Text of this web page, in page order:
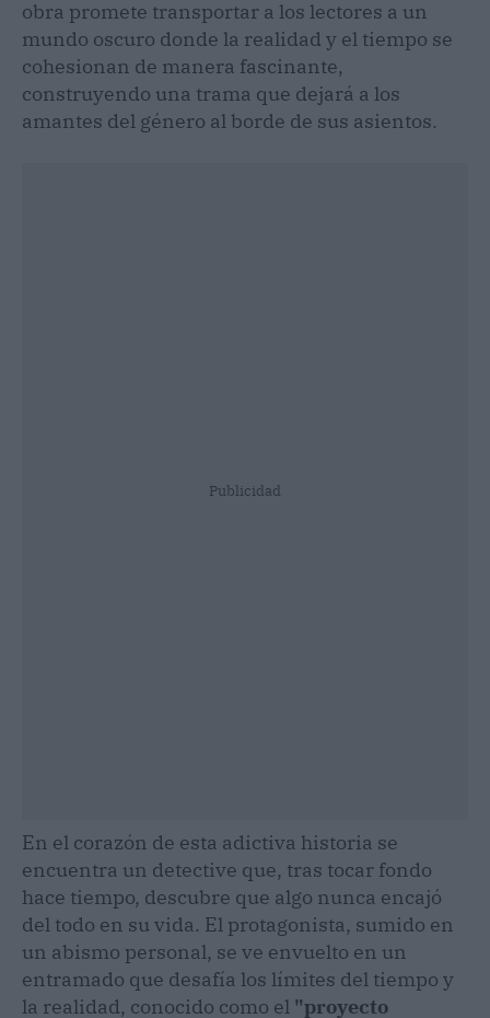
obra promete transportar a los lectores a un
mundo oscuro donde la realidad y el tiempo se
cohesionan de manera fascinante,
construyendo una trama que dejará a los
amantes del género al borde de sus asientos.
Publicidad
En el corazón de esta adictiva historia se
encuentra un detective que, tras tocar fondo
hace tiempo, descubre que algo nunca encajó
del todo en su vida. El protagonista, sumido en
un abismo personal, se ve envuelto en un
entramado que desafía los límites del tiempo y
la realidad, conocido como el "proyecto